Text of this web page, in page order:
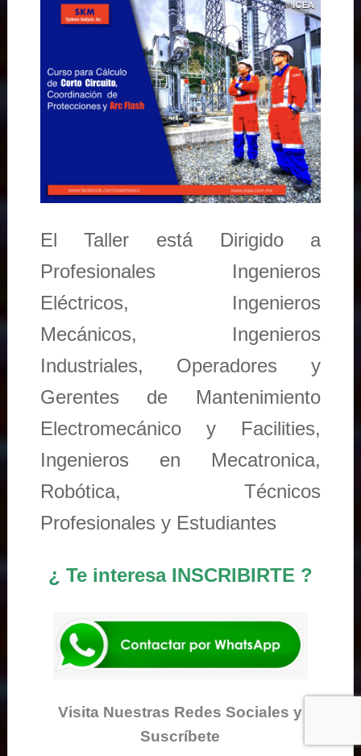
El Taller está Dirigido a
Profesionales Ingenieros
Eléctricos, Ingenieros
Mecánicos, Ingenieros
Industriales, Operadores y
Gerentes de Mantenimiento
Electromecánico y Facilities,
Ingenieros en Mecatronica,
Robótica, Técnicos
Profesionales y Estudiantes
¿ Te interesa INSCRIBIRTE ?
Visita Nuestras Redes Sociales y
Suscríbete